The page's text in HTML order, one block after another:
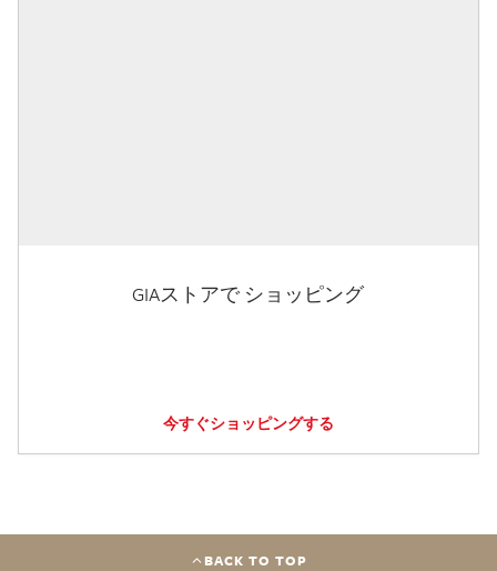
GIAストアで ショッピング
今すぐショッピングする
BACK TO TOP